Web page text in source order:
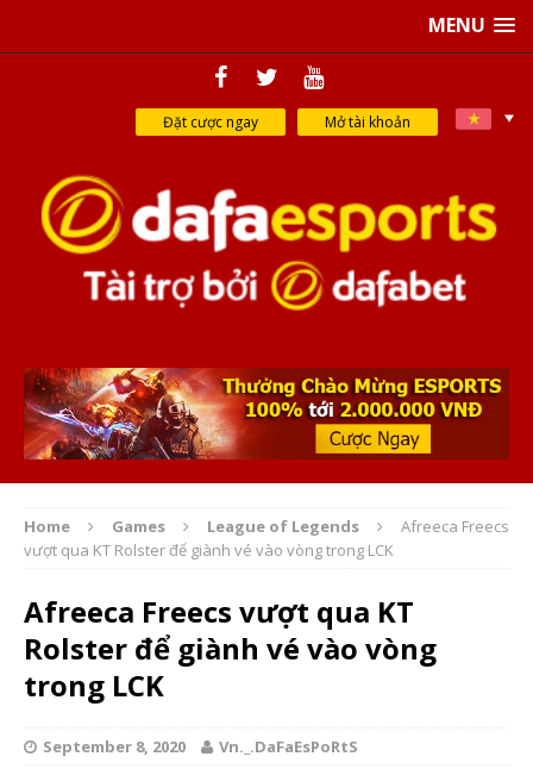
MENU
Đặt cược ngay Mở tài khoản
Home Games League of Legends
Afreeca Freecs
vượt qua KT Rolster để giành vé vào vòng trong LCK
Afreeca Freecs vượt qua KT
Rolster để giành vé vào vòng
trong LCK
September 8, 2020 Vn._.DaFaEsPoRtS